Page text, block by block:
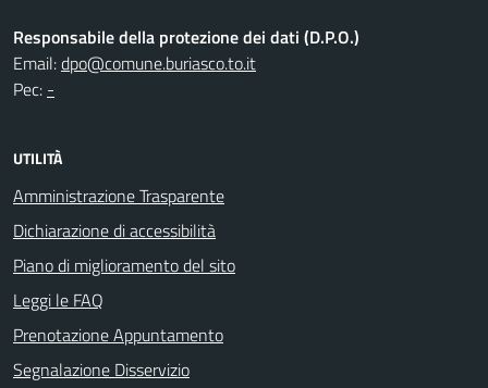
Responsabile della protezione dei dati (D.P.O.)
Email:dpo@comune.buriasco.to.it
Pec: -
UTILITÀ
Amministrazione Trasparente
Dichiarazione di accessibilità
Piano di miglioramento del sito
Leggi le FAQ
Prenotazione Appuntamento
Segnalazione Disservizio